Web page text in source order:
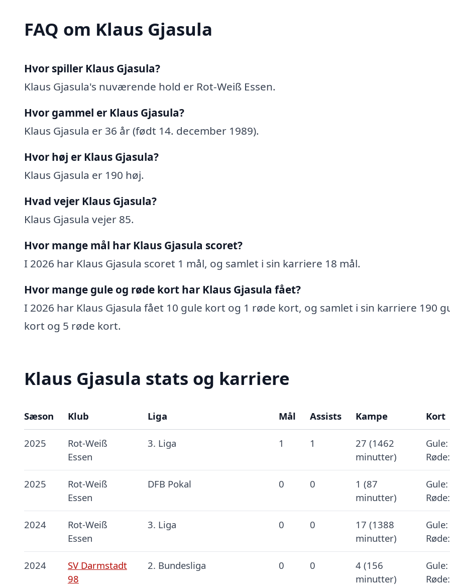
FAQ om Klaus Gjasula
Hvor spiller Klaus Gjasula?
Klaus Gjasula's nuværende hold er Rot-Weiß Essen.
Hvor gammel er Klaus Gjasula?
Klaus Gjasula er 36 år (født 14. december 1989).
Hvor høj er Klaus Gjasula?
Klaus Gjasula er 190 høj.
Hvad vejer Klaus Gjasula?
Klaus Gjasula vejer 85.
Hvor mange mål har Klaus Gjasula scoret?
I 2026 har Klaus Gjasula scoret 1 mål, og samlet i sin karriere 18 mål.
Hvor mange gule og røde kort har Klaus Gjasula fået?
I 2026 har Klaus Gjasula fået 10 gule kort og 1 røde kort, og samlet i sin karriere 190
kort og 5 røde kort.
Klaus Gjasula stats og karriere
Sæson Klub Liga Mål Assists Kampe Kort
2025
Rot-Weiß
Essen
3. Liga 1 1
27 (1462
minutter)
2025
Rot-Weiß
Essen
DFB Pokal 0 0
1 (87
minutter)
2024
Rot-Weiß
Essen
3. Liga 0 0
17 (1388
minutter)
2024
SV Darmstadt
98
2. Bundesliga 0 0
4 (156
minutter)